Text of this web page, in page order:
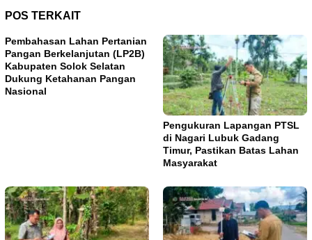
POS TERKAIT
Pembahasan Lahan Pertanian
Pangan Berkelanjutan (LP2B)
Kabupaten Solok Selatan
Dukung Ketahanan Pangan
Nasional
Pengukuran Lapangan PTSL
di Nagari Lubuk Gadang
Timur, Pastikan Batas Lahan
Masyarakat